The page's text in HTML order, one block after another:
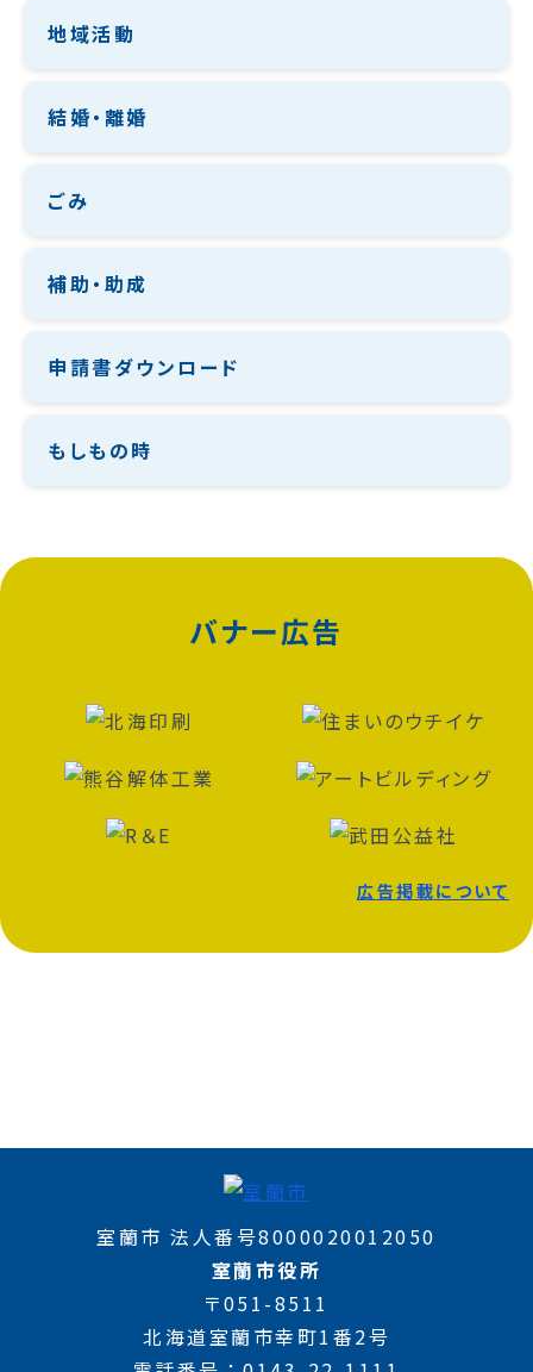
地域活動
結婚・離婚
ごみ
補助・助成
申請書ダウンロード
もしもの時
バナー広告
広告掲載について
室蘭市 法人番号8000020012050
室蘭市役所
〒051-8511
北海道室蘭市幸町1番2号